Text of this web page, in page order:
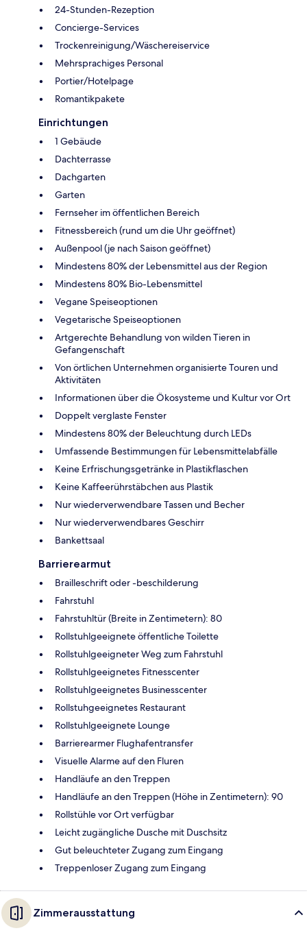
24-Stunden-Rezeption
Concierge-Services
Trockenreinigung/Wäschereiservice
Mehrsprachiges Personal
Portier/Hotelpage
Romantikpakete
Einrichtungen
1 Gebäude
Dachterrasse
Dachgarten
Garten
Fernseher im öffentlichen Bereich
Fitnessbereich (rund um die Uhr geöffnet)
Außenpool (je nach Saison geöffnet)
Mindestens 80% der Lebensmittel aus der Region
Mindestens 80% Bio-Lebensmittel
Vegane Speiseoptionen
Vegetarische Speiseoptionen
Artgerechte Behandlung von wilden Tieren in
Gefangenschaft
Von örtlichen Unternehmen organisierte Touren und
Aktivitäten
Informationen über die Ökosysteme und Kultur vor Ort
Doppelt verglaste Fenster
Mindestens 80% der Beleuchtung durch LEDs
Umfassende Bestimmungen für Lebensmittelabfälle
Keine Erfrischungsgetränke in Plastikflaschen
Keine Kaffeerührstäbchen aus Plastik
Nur wiederverwendbare Tassen und Becher
Nur wiederverwendbares Geschirr
Bankettsaal
Barrierearmut
Brailleschrift oder -beschilderung
Fahrstuhl
Fahrstuhltür (Breite in Zentimetern): 80
Rollstuhlgeeignete öffentliche Toilette
Rollstuhlgeeigneter Weg zum Fahrstuhl
Rollstuhlgeeignetes Fitnesscenter
Rollstuhlgeeignetes Businesscenter
Rollstuhgeeignetes Restaurant
Rollstuhlgeeignete Lounge
Barrierearmer Flughafentransfer
Visuelle Alarme auf den Fluren
Handläufe an den Treppen
Handläufe an den Treppen (Höhe in Zentimetern): 90
Rollstühle vor Ort verfügbar
Leicht zugängliche Dusche mit Duschsitz
Gut beleuchteter Zugang zum Eingang
Treppenloser Zugang zum Eingang
Zimmerausstattung